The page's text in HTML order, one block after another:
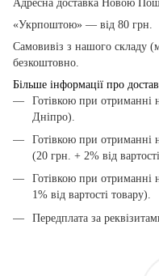
Адресна доставка Новою
«Укрпоштою» — від 80 грн.
Самовивіз з нашого складу
безкоштовно.
Більше інформації про
Готівкою при отриманні
Дніпро).
Готівкою при отриманні
(20 грн. + 2% від
Готівкою при отриманні
1% від вартості товару).
Передплата за